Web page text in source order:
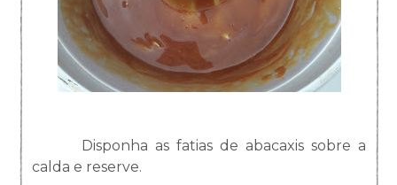
Disponha as fatias de abacaxis sobre a
calda e reserve.